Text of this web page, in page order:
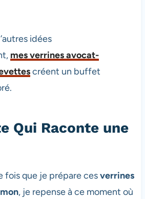
idées
mes verrines avocat-
créent un buffet
Qui Raconte une
fois que je prépare cesverrines
, je repense à ce moment où